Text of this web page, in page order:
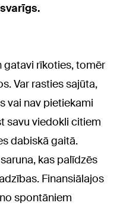
gatavi rīkoties, tomēr
Var rasties sajūta,
vai nav pietiekami
savu viedokli citiem
dabiskā gaitā.
kas palīdzēs
Finansiālajos
spontāniem